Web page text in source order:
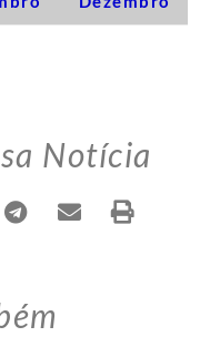
Notícia